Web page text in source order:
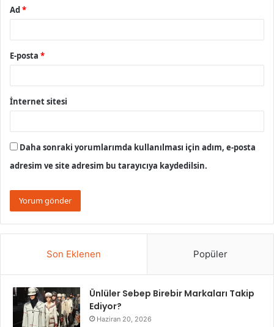
Ad *
E-posta *
İnternet sitesi
Daha sonraki yorumlarımda kullanılması için adım, e-posta
adresim ve site adresim bu tarayıcıya kaydedilsin.
Son Eklenen Popüler
Ünlüler Sebep Birebir Markaları Takip
Ediyor?
Haziran 20, 2026